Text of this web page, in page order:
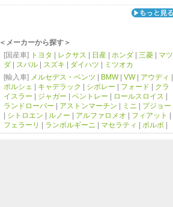
＜メーカーから探す＞
[国産車] トヨタ レクサス 日産 ホンダ 三菱
マツ
ダ
スバル スズキ ダイハツ
ミツオカ
[輸入車] メルセデス・ベンツ BMW| VW| アウディ
ポルシェ
キャデラック シボレー フォード
クラ
イスラー
ジャガー ベントレー ロールスロイス
ランドローバー
アストンマーチン ミニ
プジョー
シトロエン ルノー アルファロメオ フィアット
フェラーリ
ランボルギーニ マセラティ ボルボ